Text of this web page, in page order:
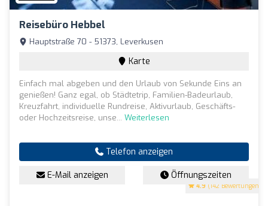
Reisebüro Hebbel
4.9 (142 Bewertungen)
Hauptstraße 70 - 51373, Leverkusen
Karte
Einfach mal abgeben und den Urlaub von Sekunde Eins an
genießen! Ganz egal, ob Städtetrip, Familien-Badeurlaub,
Kreuzfahrt, individuelle Rundreise, Aktivurlaub, Geschäfts-
oder Hochzeitsreise, unse... Weiterlesen
Telefon anzeigen
E-Mail anzeigen Öffnungszeiten